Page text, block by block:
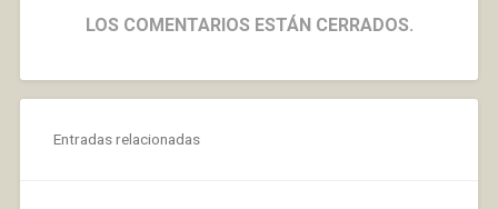
LOS COMENTARIOS ESTÁN CERRADOS.
Entradas relacionadas